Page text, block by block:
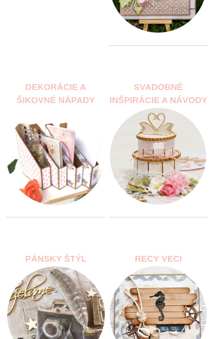
DEKORÁCIE A
ŠIKOVNÉ NÁPADY
SVADOBNÉ
INŠPIRÁCIE A NÁVODY
PÁNSKY ŠTÝL RECY VECI